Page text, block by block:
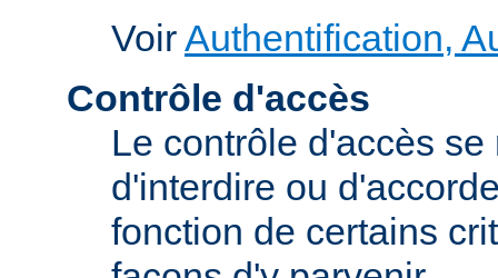
VoirAuthentification,
Contrôle d'accès
Le contrôle d'accès
d'interdire ou
fonction de certains